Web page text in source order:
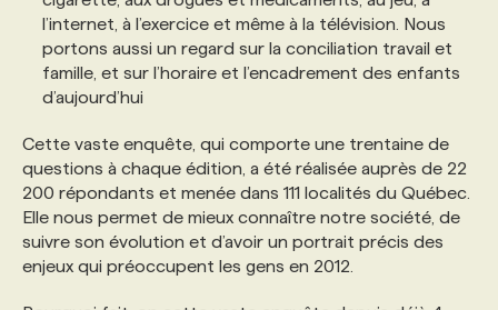
l’internet, à l’exercice et même à la télévision. Nous
portons aussi un regard sur la conciliation travail et
famille, et sur l’horaire et l’encadrement des enfants
d’aujourd’hui
Cette vaste enquête, qui comporte une trentaine de
questions à chaque édition, a été réalisée auprès de 22
200 répondants et menée dans 111 localités du Québec.
Elle nous permet de mieux connaître notre société, de
suivre son évolution et d’avoir un portrait précis des
enjeux qui préoccupent les gens en 2012.